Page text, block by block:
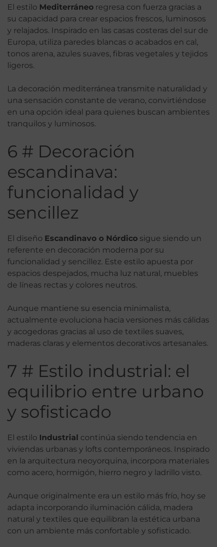
El estilo Mediterráneo regresa con fuerza gracias a
su capacidad para crear espacios frescos, luminosos
y relajados. Inspirado en las casas costeras del sur de
Europa, utiliza paredes blancas o acabados en cal,
tonos arena, azules suaves, fibras vegetales y tejidos
ligeros.
La decoración mediterránea transmite naturalidad y
una sensación constante de verano, convirtiéndose
en una opción ideal para quienes buscan ambientes
tranquilos y luminosos.
6 # Decoración
escandinava:
funcionalidad y
sencillez
El diseño Escandinavo o Nórdico sigue siendo un
referente en decoración moderna por su
funcionalidad y sencillez. Este estilo apuesta por
espacios despejados, mucha luz natural, muebles
de líneas rectas y colores neutros.
Aunque mantiene su esencia minimalista,
actualmente evoluciona hacia versiones más cálidas
y acogedoras gracias al uso de textiles suaves,
maderas claras y elementos decorativos artesanales.
7 # Estilo industrial: el
equilibrio entre urbano
y sofisticado
El estilo Industrial continúa siendo tendencia en
viviendas urbanas y lofts contemporáneos. Inspirado
en la arquitectura neoyorquina, incorpora materiales
como acero, hormigón, hierro negro y ladrillo visto.
Aunque originalmente era un estilo más frío, hoy se
adapta incorporando iluminación cálida, madera
natural y textiles que equilibran la estética urbana
con un ambiente más confortable y sofisticado.